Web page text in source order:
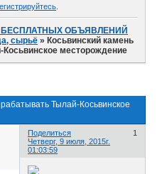
ОБЪЯВЛЕНИЙ
сырьё »Косьвинский камень
месторождение
Тылай-Косьвинское
Поделиться
1
Четверг, 9 июля, 2015г.
01:03:59